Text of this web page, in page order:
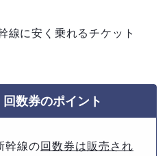
線に安く乗れるチケット
回数券のポイント
幹線の回数券は販売され